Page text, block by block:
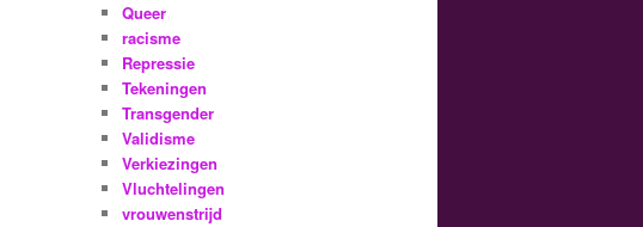
Queer
racisme
Repressie
Tekeningen
Transgender
Validisme
Verkiezingen
Vluchtelingen
vrouwenstrijd